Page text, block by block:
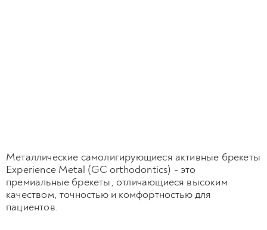
Металлические самолигирующиеся активные брекеты
Experience Metal (GC orthodontics) - это
премиальные брекеты, отличающиеся высоким
качеством, точностью и комфортностью для
пациентов.